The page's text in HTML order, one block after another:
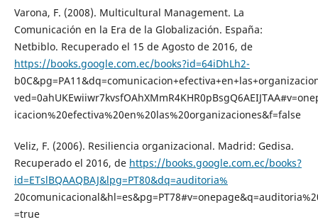
Varona, F. (2008). Multicultural Management. La
Comunicación en la Era de la Globalización. España:
Netbiblo. Recuperado el 15 de Agosto de 2016, de
https://books.google.com.ec/books?id=64iDhLh2-
icacion%20efectiva%20en%20las%20organizaciones&f=false
Veliz, F. (2006). Resiliencia organizacional. Madrid: Gedisa.
Recuperado el 2016, de https://books.google.com.ec/books?
id=ETslBQAAQBAJ&lpg=PT80&dq=auditoria%
=true